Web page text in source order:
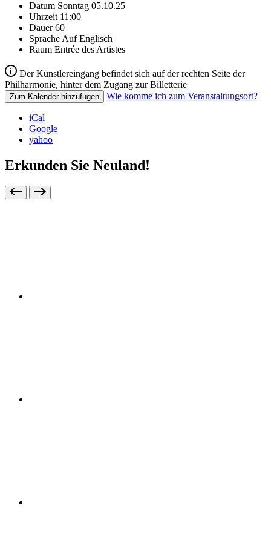
Datum Sonntag 05.10.25
Uhrzeit 11:00
Dauer 60
Sprache Auf Englisch
Raum Entrée des Artistes
Der Künstlereingang befindet sich auf der rechten Seite der
Philharmonie, hinter dem Zugang zur Billetterie
Zum Kalender hinzufügen Wie komme ich zum Veranstaltungsort?
iCal
Google
yahoo
Erkunden Sie Neuland!